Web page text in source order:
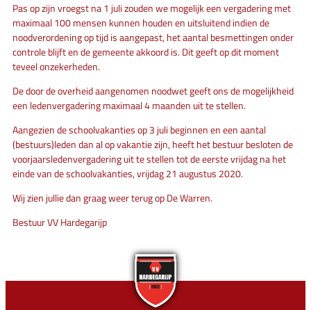
Pas op zijn vroegst na 1 juli zouden we mogelijk een vergadering met
maximaal 100 mensen kunnen houden en uitsluitend indien de
noodverordening op tijd is aangepast, het aantal besmettingen onder
controle blijft en de gemeente akkoord is. Dit geeft op dit moment
teveel onzekerheden.
De door de overheid aangenomen noodwet geeft ons de mogelijkheid
een ledenvergadering maximaal 4 maanden uit te stellen.
Aangezien de schoolvakanties op 3 juli beginnen en een aantal
(bestuurs)leden dan al op vakantie zijn, heeft het bestuur besloten de
voorjaarsledenvergadering uit te stellen tot de eerste vrijdag na het
einde van de schoolvakanties, vrijdag 21 augustus 2020.
Wij zien jullie dan graag weer terug op De Warren.
Bestuur VV Hardegarijp